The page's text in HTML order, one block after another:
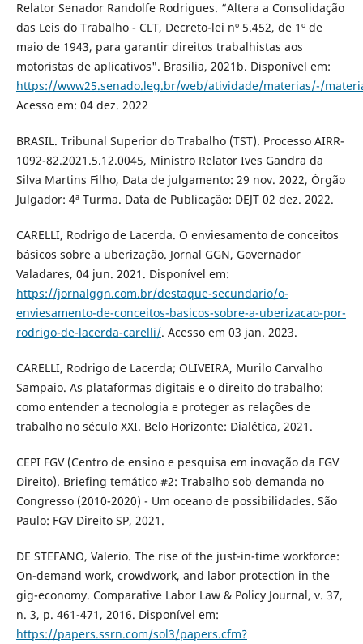
Relator Senador Randolfe Rodrigues. “Altera a Consolidação
das Leis do Trabalho - CLT, Decreto-lei nº 5.452, de 1º de
maio de 1943, para garantir direitos trabalhistas aos
motoristas de aplicativos". Brasília, 2021b. Disponível em:
https://www25.senado.leg.br/web/atividade/materias/-/
Acesso em: 04 dez. 2022
BRASIL. Tribunal Superior do Trabalho (TST). Processo AIRR-
1092-82.2021.5.12.0045, Ministro Relator Ives Gandra da
Silva Martins Filho, Data de julgamento: 29 nov. 2022, Órgão
Julgador: 4ª Turma. Data de Publicação: DEJT 02 dez. 2022.
CARELLI, Rodrigo de Lacerda. O enviesamento de conceitos
básicos sobre a uberização. Jornal GGN, Governador
Valadares, 04 jun. 2021. Disponível em:
https://jornalggn.com.br/destaque-secundario/o-
enviesamento-de-conceitos-basicos-sobre-a-uberizacao-por-
rodrigo-de-lacerda-carelli/. Acesso em 03 jan. 2023.
CARELLI, Rodrigo de Lacerda; OLIVEIRA, Murilo Carvalho
Sampaio. As plataformas digitais e o direito do trabalho:
como entender a tecnologia e proteger as relações de
trabalho no século XXI. Belo Horizonte: Dialética, 2021.
CEPI FGV (Centro de ensino e pesquisa em inovação da FGV
Direito). Briefing temático #2: Trabalho sob demanda no
Congresso (2010-2020) - Um oceano de possibilidades. São
Paulo: FGV Direito SP, 2021.
DE STEFANO, Valerio. The rise of the just-in-time workforce:
On-demand work, crowdwork, and labor protection in the
gig-economy. Comparative Labor Law & Policy Journal, v. 37,
n. 3, p. 461-471, 2016. Disponível em:
https://papers.ssrn.com/sol3/papers.cfm?